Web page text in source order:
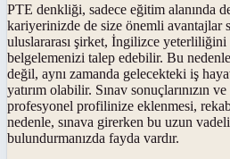
PTE denkliği, sadece eğitim alanında
kariyerinizde de size önemli avantajlar
uluslararası şirket, İngilizce yeterliliğini
belgelemenizi talep edebilir. Bu
değil, aynı zamanda gelecekteki iş
yatırım olabilir. Sınav sonuçlarınızın
profesyonel profilinize eklenmesi,
nedenle, sınava girerken bu uzun
bulundurmanızda fayda vardır.